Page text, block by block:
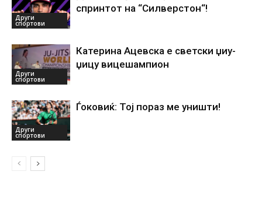
Други
спортови
спринтот на “Силверстон“!
Други
спортови
Катерина Ацевска е светски џиу-
џицу вицешампион
Други
спортови
Ѓоковиќ: Тој пораз ме уништи!